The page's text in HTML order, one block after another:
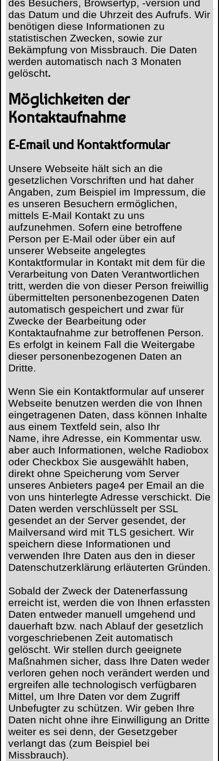
des Besuchers, Browsertyp, -version und
das Datum und die Uhrzeit des Aufrufs. Wir
benötigen diese Informationen zu
statistischen Zwecken, sowie zur
Bekämpfung von Missbrauch. Die Daten
werden automatisch nach 3 Monaten
gelöscht.
Möglichkeiten der
Kontaktaufnahme
E-Email und Kontaktformular
Unsere Webseite hält sich an die
gesetzlichen Vorschriften und hat daher
Angaben, zum Beispiel im Impressum, die
es unseren Besuchern ermöglichen,
mittels E-Mail Kontakt zu uns
aufzunehmen. Sofern eine betroffene
Person per E-Mail oder über ein auf
unserer Webseite angelegtes
Kontaktformular in Kontakt mit dem für die
Verarbeitung von Daten Verantwortlichen
tritt, werden die von dieser Person freiwillig
übermittelten personenbezogenen Daten
automatisch gespeichert und zwar für
Zwecke der Bearbeitung oder
Kontaktaufnahme zur betroffenen Person.
Es erfolgt in keinem Fall die Weitergabe
dieser personenbezogenen Daten an
Dritte.
Wenn Sie ein Kontaktformular auf unserer
Webseite benutzen werden die von Ihnen
eingetragenen Daten, dass können Inhalte
aus einem Textfeld sein, also Ihr
Name, ihre Adresse, ein Kommentar usw.
aber auch Informationen, welche Radiobox
oder Checkbox Sie ausgewählt haben,
direkt ohne Speicherung vom Server
unseres Anbieters page4 per Email an die
von uns hinterlegte Adresse verschickt. Die
Daten werden verschlüsselt per SSL
gesendet an der Server gesendet, der
Mailversand wird mit TLS gesichert. Wir
speichern diese Informationen und
verwenden Ihre Daten aus den in dieser
Datenschutzerklärung erläuterten Gründen.
Sobald der Zweck der Datenerfassung
erreicht ist, werden die von Ihnen erfassten
Daten entweder manuell umgehend und
dauerhaft bzw. nach Ablauf der gesetzlich
vorgeschriebenen Zeit automatisch
gelöscht. Wir stellen durch geeignete
Maßnahmen sicher, dass Ihre Daten weder
verloren gehen noch verändert werden und
ergreifen alle technologisch verfügbaren
Mittel, um Ihre Daten vor dem Zugriff
Unbefugter zu schützen. Wir geben Ihre
Daten nicht ohne ihre Einwilligung an Dritte
weiter es sei denn, der Gesetzgeber
verlangt das (zum Beispiel bei
Missbrauch).